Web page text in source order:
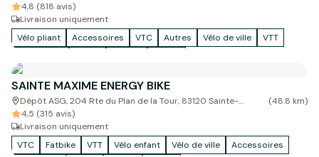
vélo électrique, livraison Golfe Saint Tropez, Les vitrines du
soleil 2, Route du Littoral, Grimaud, France
4,8 (818 avis)
Livraison uniquement
Vélo pliant
Accessoires VTC Autres Vélo de ville
VTT
SAINTE MAXIME ENERGY BIKE
Dépôt ASG, 204 Rte du Plan de la Tour, 83120 Sainte-
Maxime - Uniquement en réservation en ligne avec livraison
/ pas d'accueil client sur place
(48.8 km)
4,5 (315 avis)
Livraison uniquement
VTC
Fatbike VTT Vélo enfant Vélo de ville
Accessoires